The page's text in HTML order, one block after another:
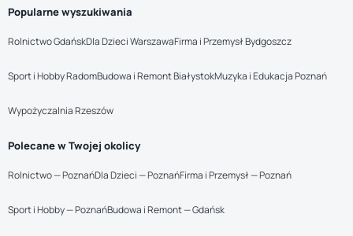
Popularne wyszukiwania
Rolnictwo GdańskDla Dzieci WarszawaFirma i Przemysł Bydgoszcz
Sport i Hobby RadomBudowa i Remont BiałystokMuzyka i Edukacja Poznań
Wypożyczalnia Rzeszów
Polecane w Twojej okolicy
Rolnictwo — PoznańDla Dzieci — PoznańFirma i Przemysł — Poznań
Sport i Hobby — PoznańBudowa i Remont — Gdańsk